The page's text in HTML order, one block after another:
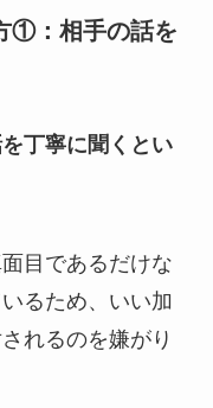
①：相手の話を
丁寧に聞くとい
目であるだけな
るため、いい加
れるのを嫌がり